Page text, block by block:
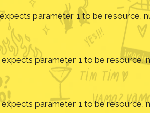
parameter 1 to be resource,
parameter 1 to be resource,
parameter 1 to be resource,